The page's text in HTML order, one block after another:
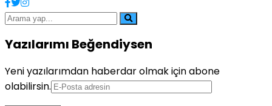
Yazılarımı Beğendiysen
Yeni yazılarımdan haberdar olmak için abone
olabilirsin.